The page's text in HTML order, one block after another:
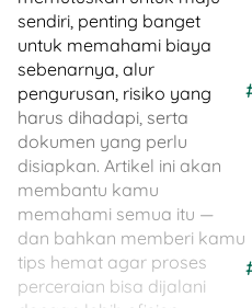
sendiri, penting banget
untuk memahami biaya
sebenarnya, alur
pengurusan, risiko yang
harus dihadapi, serta
dokumen yang perlu
disiapkan. Artikel ini akan
membantu kamu
memahami semua itu —
dan bahkan memberi kamu
tips hemat agar proses
perceraian bisa dijalani